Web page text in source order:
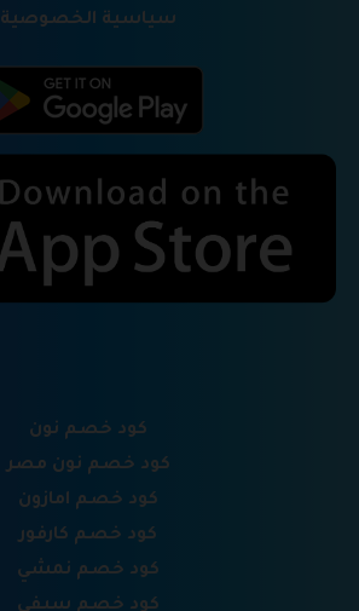
سياسية الخصوصية
كود خصم نون
كود خصم نون مصر
كود خصم امازون
كود خصم كارفور
كود خصم نمشي
كود خصم سيفي